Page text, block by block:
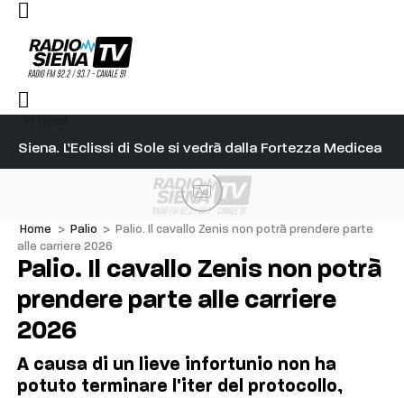
Siena. L’Eclissi di Sole si vedrà dalla Fortezza Medicea
su Diosu sono state poco corrette”
Ad
Home > Palio >
Palio. Il cavallo Zenis non potrà prendere parte
alle carriere 2026
Palio. Il cavallo Zenis non potrà
prendere parte alle carriere
2026
A causa di un lieve infortunio non ha
potuto terminare l'iter del protocollo,